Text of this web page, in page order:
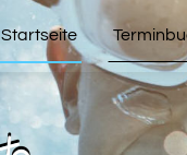
Startseite